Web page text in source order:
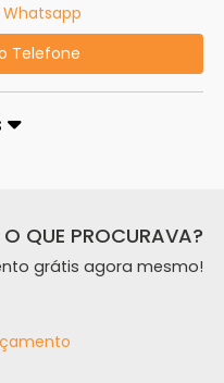
Telefone
QUE PROCURAVA?
grátis agora mesmo!